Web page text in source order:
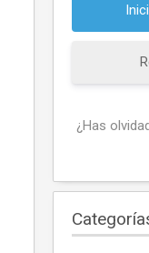
¿Has